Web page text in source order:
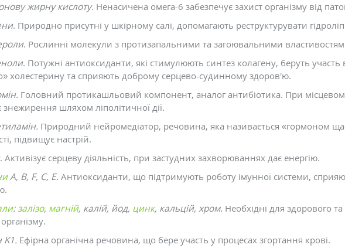
жирну кислоту. Ненасичена омега-6 забезпечує захист організму від
. Природно присутні у шкірному салі, допомагають реструктурувати
. Рослинні молекули з протизапальними та загоювальними
. Потужні антиоксиданти, які стимулюють синтез колагену, беруть участь
холестерину та сприяють доброму серцево-судинному здоров'ю.
Головний протикашльовий компонент, аналог антибіотика. При
шляхом ліполітичної дії.
Природний нейромедіатор, речовина, яка називається «гормоном
підвищує настрій.
. Активізує серцеву діяльність, при застудних захворюваннях дає енергію.
А, В, F, С, E. Антиоксиданти, що підтримують роботу імунної системи,
:залізо, магній, калій, йод, цинк, кальцій, хром. Необхідні для здорового
K1. Ефірна органічна речовина, що бере участь у процесах згортання крові.